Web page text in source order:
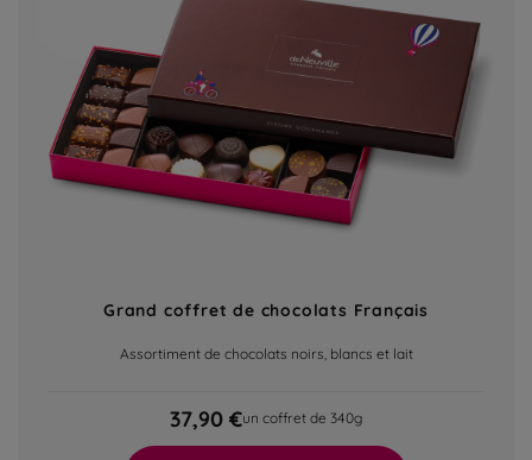
Grand coffret de chocolats Français
Assortiment de chocolats noirs, blancs et lait
37,90 €un coffret de 340g